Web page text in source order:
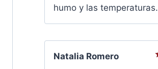
humo y las temperaturas.
Natalia Romero